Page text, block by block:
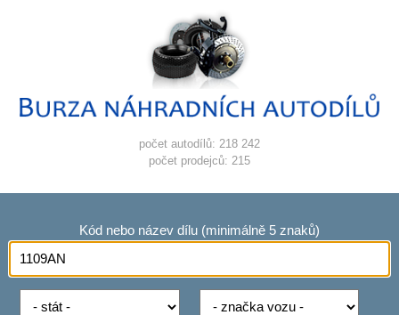
počet autodílů: 218 242
počet prodejců: 215
Kód nebo název dílu (minimálně 5 znaků)